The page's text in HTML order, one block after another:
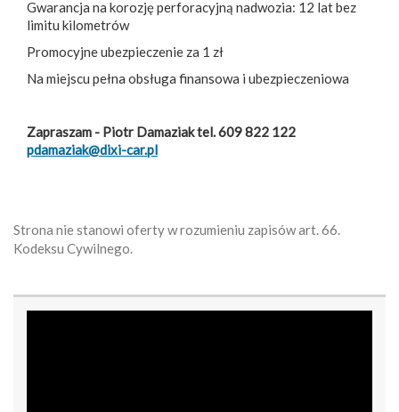
Gwarancja na korozję perforacyjną nadwozia: 12 lat bez
limitu kilometrów
Promocyjne ubezpieczenie za 1 zł
Na miejscu pełna obsługa finansowa i ubezpieczeniowa
Zapraszam - Piotr Damaziak tel. 609 822 122
pdamaziak@dixi-car.pl
Strona nie stanowi oferty w rozumieniu zapisów art. 66.
Kodeksu Cywilnego.